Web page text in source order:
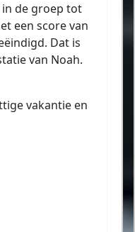
in de groep tot
een score van
Dat is
van Noah.
vakantie en